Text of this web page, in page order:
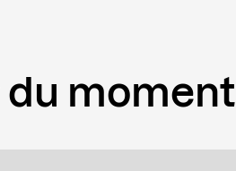
du moment